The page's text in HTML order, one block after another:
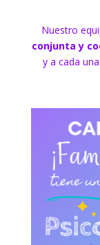
Nuestro
conjunta y
y a cada